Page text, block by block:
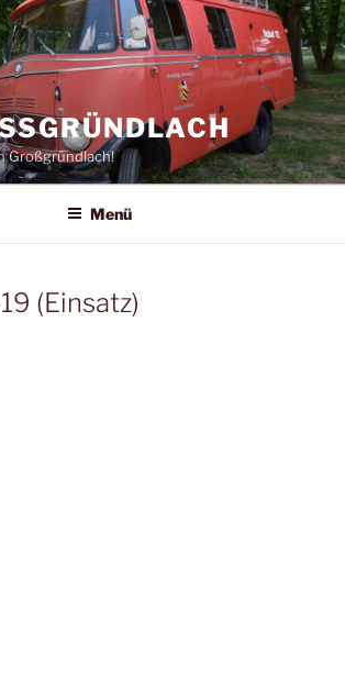
Großgründlach!
Menü
(Einsatz)